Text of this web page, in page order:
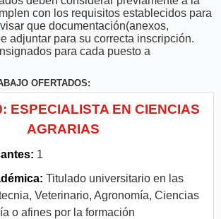
con los requisitos establecidos para
que documentación(anexos,
adjuntar para su correcta inscripción.
para cada puesto a
OFERTADOS:
ESPECIALISTA EN CIENCIAS
AGRARIAS
1
Titulado universitario en las
Veterinario, Agronomía, Ciencias
o afines por la formación